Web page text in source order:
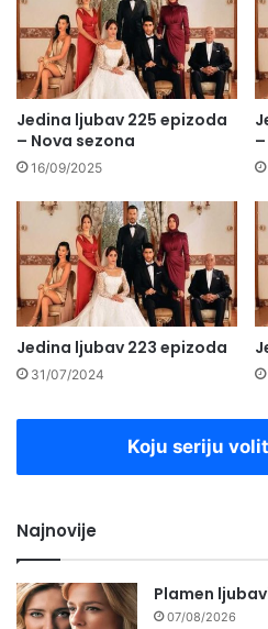
Jedina ljubav 225 epizoda
– Nova sezona
16/09/2025
Jedina ljubav 223 epizoda
31/07/2024
Koju seriju
Najnovije
Plamen
07/08/2026